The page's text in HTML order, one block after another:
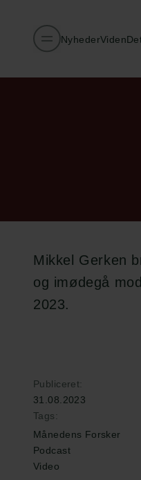
NyhederViden
Mikkel Gerken
og imødegå
2023.
Publiceret:
31.08.2023
Tags:
Månedens Forsker
Podcast
Video